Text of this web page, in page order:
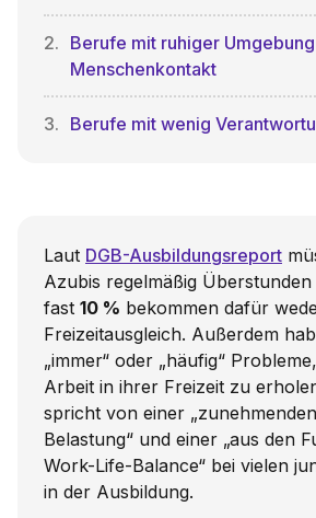
Berufe mit ruhiger
Menschenkontakt
Berufe mit wenig
Laut DGB-Ausbildungsreport
Azubis regelmäßig
fast 10 % bekommen dafür
Freizeitausgleich. Außerdem
„immer“ oder „häufig“
Arbeit in ihrer Freizeit zu
spricht von einer
Belastung“ und einer „aus den
Work-Life-Balance“ bei vielen
in der Ausbildung.